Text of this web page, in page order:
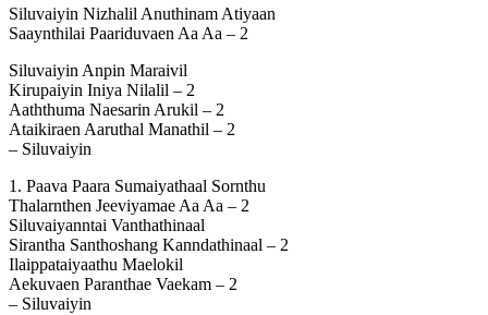
Siluvaiyin Nizhalil Anuthinam Atiyaan
Saaynthilai Paariduvaen Aa Aa – 2
Siluvaiyin Anpin Maraivil
Kirupaiyin Iniya Nilalil – 2
Aaththuma Naesarin Arukil – 2
Ataikiraen Aaruthal Manathil – 2
– Siluvaiyin
1. Paava Paara Sumaiyathaal Sornthu
Thalarnthen Jeeviyamae Aa Aa – 2
Siluvaiyanntai Vanthathinaal
Sirantha Santhoshang Kanndathinaal – 2
Ilaippataiyaathu Maelokil
Aekuvaen Paranthae Vaekam – 2
– Siluvaiyin